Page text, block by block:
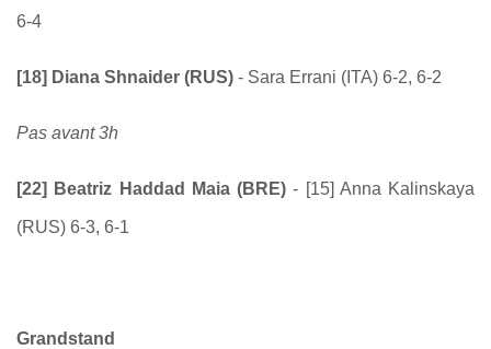
6-4
[18] Diana Shnaider (RUS) - Sara Errani (ITA) 6-2, 6-2
Pas avant 3h
[22] Beatriz Haddad Maia (BRE) - [15] Anna Kalinskaya
(RUS) 6-3, 6-1
Grandstand